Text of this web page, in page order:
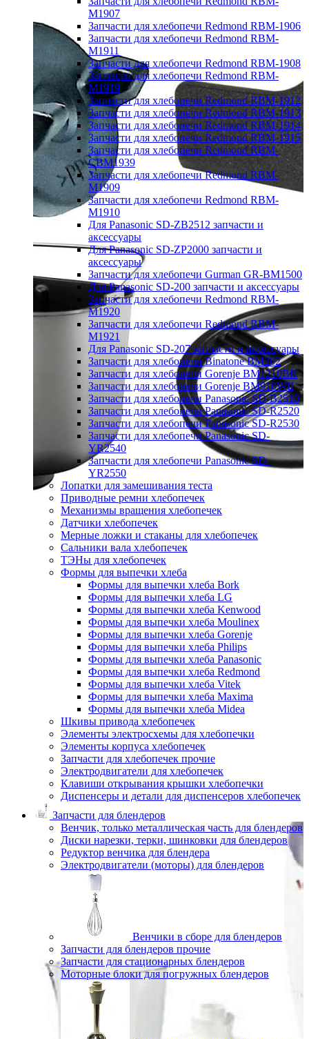
M1907
Запчасти для хлебопечи Redmond RBM-1906
Запчасти для хлебопечи Redmond RBM-
M1911
Запчасти для хлебопечи Redmond RBM-1908
Запчасти для хлебопечи Redmond RBM-
M1919
Запчасти для хлебопечи Redmond RBM-1912
Запчасти для хлебопечи Redmond RBM-1913
Запчасти для хлебопечи Redmond RBM-1914
Запчасти для хлебопечи Redmond RBM-1915
Запчасти для хлебопечи Redmond RBM-
CBM1939
Запчасти для хлебопечи Redmond RBM-
M1909
Запчасти для хлебопечи Redmond RBM-
M1910
Для Panasonic SD-ZB2512 запчасти и
аксессуары
Для Panasonic SD-ZP2000 запчасти и
аксессуары
Запчасти для хлебопечи Gurman GR-BM1500
Для Panasonic SD-200 запчасти и аксессуары
Запчасти для хлебопечи Redmond RBM-
M1920
Запчасти для хлебопечи Redmond RBM-
M1921
Для Panasonic SD-207 запчасти и аксессуары
Запчасти для хлебопечи Binatone BM202
Запчасти для хлебопечи Gorenje BM1210BK
Запчасти для хлебопечи Gorenje BM910WII
Запчасти для хлебопечи Panasonic SD-B2510
Запчасти для хлебопечи Panasonic SD-R2520
Запчасти для хлебопечи Panasonic SD-R2530
Запчасти для хлебопечи Panasonic SD-
YR2540
Запчасти для хлебопечи Panasonic SD-
YR2550
Лопатки для замешивания теста
Приводные ремни хлебопечек
Механизмы вращения хлебопечек
Датчики хлебопечек
Мерные ложки и стаканы для хлебопечек
Сальники вала хлебопечек
ТЭНы для хлебопечек
Формы для выпечки хлеба
Формы для выпечки хлеба Bork
Формы для выпечки хлеба LG
Формы для выпечки хлеба Kenwood
Формы для выпечки хлеба Moulinex
Формы для выпечки хлеба Gorenje
Формы для выпечки хлеба Philips
Формы для выпечки хлеба Panasonic
Формы для выпечки хлеба Redmond
Формы для выпечки хлеба Vitek
Формы для выпечки хлеба Maxima
Формы для выпечки хлеба Midea
Шкивы привода хлебопечек
Элементы электросхемы для хлебопечки
Элементы корпуса хлебопечек
Запчасти для хлебопечек прочие
Электродвигатели для хлебопечек
Клавиши открывания крышки хлебопечки
Диспенсеры и детали для диспенсеров хлебопечек
Запчасти для блендеров
Венчик, только металлическая часть для блендеров
Диски нарезки, терки, шинковки для блендеров
Редуктор венчика для блендера
Электродвигатели (моторы) для блендеров
Венчики в сборе для блендеров
Запчасти для блендеров прочие
Запчасти для стационарных блендеров
Моторные блоки для погружных блендеров